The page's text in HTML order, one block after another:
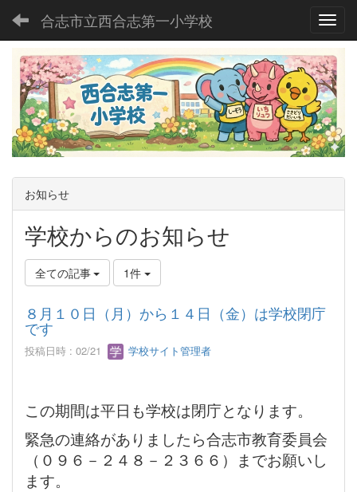
合志市立西合志第一小学校
お知らせ
学校からのお知らせ
全ての記事 1件
８月１０日（月）から１４日（金）は学校閉庁
です
投稿日時 : 02/21 学校サイト管理者
この期間は平日も学校は閉庁となります。
緊急の連絡がありましたら合志市教育委員会
（０９６－２４８－２３６６）までお願いし
ます。